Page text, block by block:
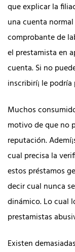
que explicar la
una cuenta
comprobante de
el prestamista en
cuenta. Si no
inscribirí¡ le
Muchos
motivo de que no
reputación.
cual precisa la
estos préstamos
decir cual nunca
dinámico. Lo cual
prestamistas
Existen